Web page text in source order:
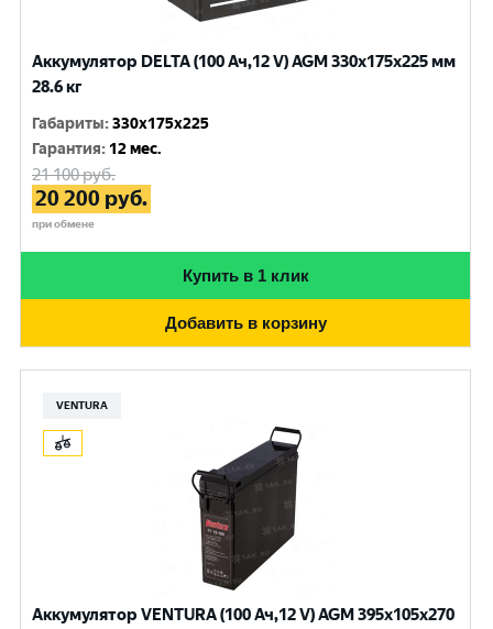
Аккумулятор DELTA (100 Ач,12 V) AGM 330x175x225 мм
28.6 кг
Габариты:330x175x225
Гарантия: 12 мес.
21 100руб.
20 200 руб.
при обмене
Купить в 1 клик
Добавить в корзину
VENTURA
Аккумулятор VENTURA (100 Ач,12 V) AGM 395x105x270